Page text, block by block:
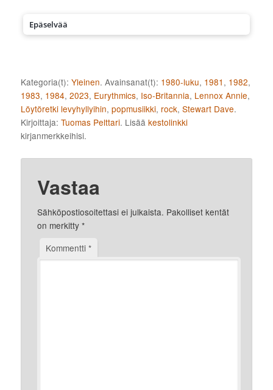
Epäselvää
Kategoria(t):Yleinen. Avainsanat(t): 1980-luku, 1981 , 1982,
1983, 1984,2023, Eurythmics, Iso-Britannia, Lennox Annie,
Löytöretki levyhyllyihin,popmusiikki, rock,Stewart Dave.
Kirjoittaja:Tuomas Pelttari. Lisääkestolinkki
kirjanmerkkeihisi.
Vastaa
Sähköpostiosoitettasi ei julkaista. Pakolliset kentät
on merkitty*
Kommentti*